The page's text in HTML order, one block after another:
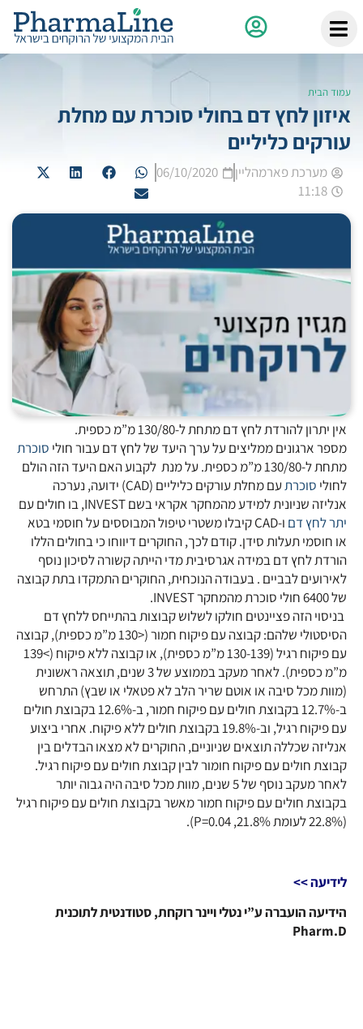
עמוד הבית
איזון לחץ דם בחולי סוכרת עם מחלת
עורקים כליליים
מערכת פארמהליין
06/10/2020
11:18
אין יתרון להורדת לחץ דם מתחת ל-130/80 מ”מ כספית.
מספר ארגונים ממליצים על ערך היעד של לחץ דם עבור חולי סוכרת
מתחת ל-130/80 מ”מ כספית. על מנת לקבוע האם היעד הזה הולם
לחולי סוכרת
עם מחלת עורקים כליליים (CAD) ידועה, נערכה
אנליזה שניונית למידע מהמחקר אקראי בשם INVEST, בו חולים עם
יתר לחץ דם
ו-CAD קיבלו משטרי טיפול המבוססים על חוסמי בטא
או חוסמי תעלות סידן. קודם לכך, החוקרים דיווחו כי בחולים הללו
הורדת לחץ דם במידה אגרסיבית מדי הייתה קשורה לסיכון נוסף
לאירועים לבביים . בעבודה הנוכחית, החוקרים התמקדו בתת קבוצה
של 6400 חולי סוכרת מהמחקר INVEST.
בניסוי הזה פציינטים חולקו לשלוש קבוצות בהתייחס ללחץ דם
הסיסטולי שלהם: קבוצה עם פיקוח חמור (<130 מ”מ כספית), קבוצה
עם פיקוח רגיל (130-139 מ”מ כספית), או קבוצה ללא פיקוח (>139
מ”מ כספית). לאחר מעקב בממוצע של 3 שנים, תוצאה ראשונית
(מוות מכל סיבה או אוטם שריר הלב לא פטאלי או שבץ) התרחש
ב-12.7% בקבוצת חולים עם פיקוח חמור, ב-12.6% בקבוצת חולים
עם פיקוח רגיל, וב-19.8% בקבוצת חולים ללא פיקוח. אחרי ביצוע
אנליזה שכללה תוצאים שניוניים, החוקרים לא מצאו הבדלים בין
קבוצת חולים עם פיקוח חומור לבין קבוצת חולים עם פיקוח רגיל.
לאחר מעקב נוסף של 5 שנים, מוות מכל סיבה היה גבוה יותר
בקבוצת חולים עם פיקוח חמור מאשר בקבוצת חולים עם פיקוח רגיל
(22.8% לעומת 21.8%, P=0.04).
לידיעה >>
הידיעה הועברה ע”י נטלי ויינר רוקחת, סטודנטית לתוכנית
Pharm.D